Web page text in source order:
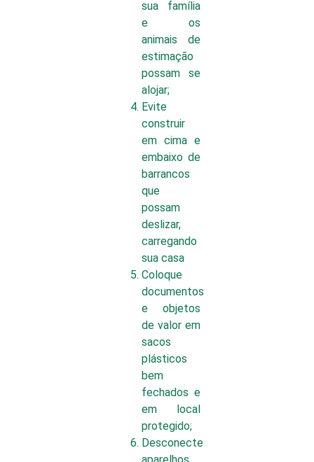
sua família
e os
animais de
estimação
possam se
alojar;
Evite
construir
em cima e
embaixo de
barrancos
que
possam
deslizar,
carregando
sua casa
Coloque
documentos
e objetos
de valor em
sacos
plásticos
bem
fechados e
em local
protegido;
Desconecte